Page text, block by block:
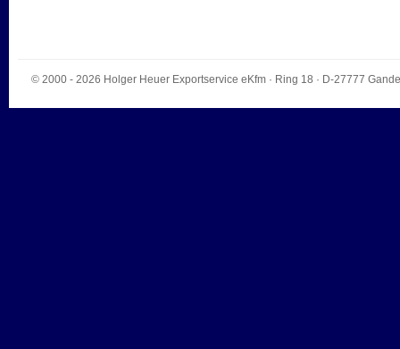
© 2000 - 2026 Holger Heuer Exportservice eKfm· Ring 18 · D-27777